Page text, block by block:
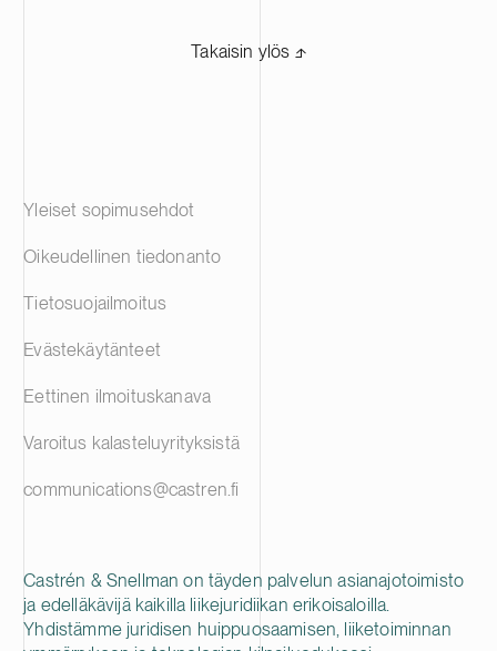
Takaisin ylös ⬏
Castrén & Snellman on täyden palvelun asianajotoimisto
ja edelläkävijä kaikilla liikejuridiikan erikoisaloilla.
Yhdistämme juridisen huippuosaamisen, liiketoiminnan
Yleiset sopimusehdot
Oikeudellinen tiedonanto
Tietosuojailmoitus
Evästekäytänteet
Eettinen ilmoituskanava
Varoitus kalasteluyrityksistä
communications@castren.fi